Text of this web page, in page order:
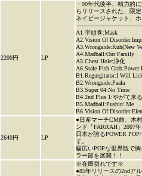
2200円 LP
・90年代後半、精力的
らリリースされた、限
ネイビージャケット、
A1.宇頭巻:Mask
A2.Vision Of
A3.Wrongside:Kuh(New
A4.Madball:Our Family
A5.Chest Hole:浄化
A6.Stale Fish Grab:Power
B1.Regurgitator:I Will
B2.Wrongside:Paala
B3.Super 04:No Time
B4.2nd Plus 1:やがて来
B5.Madball:Pushin' Me
B6.Vision Of
2640円 LP
●日産マーチCM曲、木
ンド「FARRAH」2007年
日本が誇るPOWER
す。
幅広いPOPな世界観で
ラー節を展開！！
※在庫切れです※
●85年リリースの2ndア